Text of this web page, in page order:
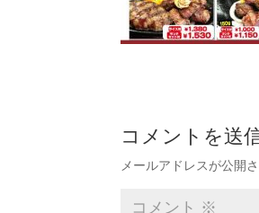
コメントを送
メールアドレスが公開